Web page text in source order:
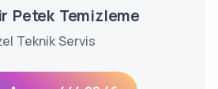
Petek Temizleme
Teknik Servis